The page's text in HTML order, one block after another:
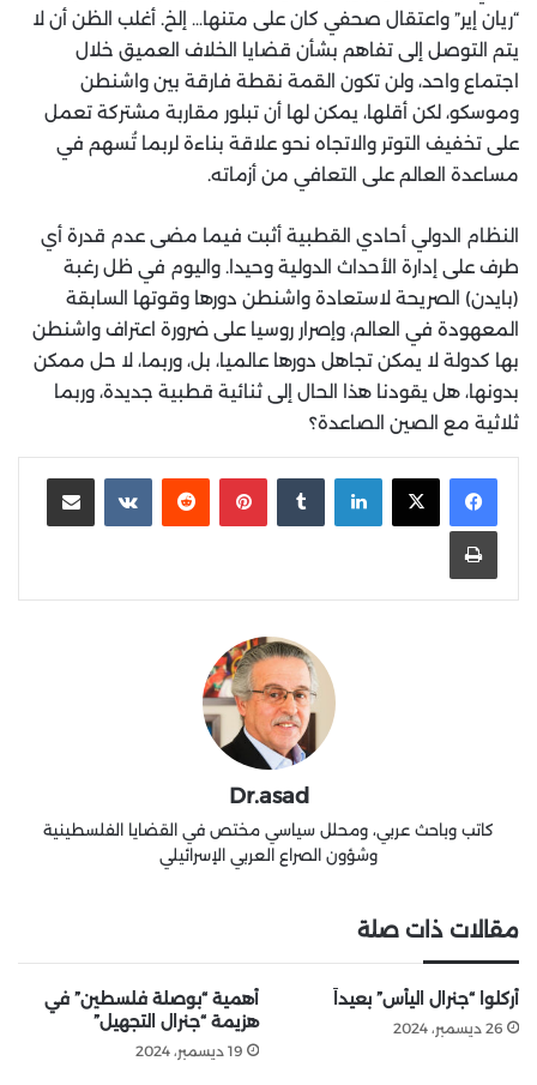
“ريان إير” واعتقال صحفي كان على متنها… إلخ. أغلب الظن أن لا
يتم التوصل إلى تفاهم بشأن قضايا الخلاف العميق خلال
اجتماع واحد، ولن تكون القمة نقطة فارقة بين واشنطن
وموسكو، لكن أقلها، يمكن لها أن تبلور مقاربة مشتركة تعمل
على تخفيف التوتر والاتجاه نحو علاقة بناءة لربما تُسهم في
مساعدة العالم على التعافي من أزماته.
النظام الدولي أحادي القطبية أثبت فيما مضى عدم قدرة أي
طرف على إدارة الأحداث الدولية وحيدا. واليوم في ظل رغبة
(بايدن) الصريحة لاستعادة واشنطن دورها وقوتها السابقة
المعهودة في العالم، وإصرار روسيا على ضرورة اعتراف واشنطن
بها كدولة لا يمكن تجاهل دورها عالميا، بل، وربما، لا حل ممكن
بدونها، هل يقودنا هذا الحال إلى ثنائية قطبية جديدة، وربما
ثلاثية مع الصين الصاعدة؟
لينكدإن بينتيريست
Dr.asad
كاتب وباحث عربي، ومحلل سياسي مختص في القضايا الفلسطينية
وشؤون الصراع العربي الإسرائيلي
مقالات ذات صلة
أُركلوا “جنرال اليأس” بعيداً
26 ديسمبر، 2024
أهمية “بوصلة فلسطين” في
هزيمة “جنرال التجهيل”
19 ديسمبر، 2024